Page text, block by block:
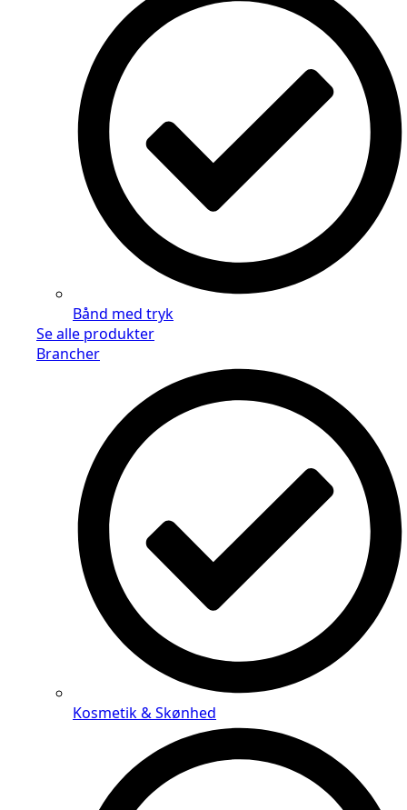
Bånd med tryk
Se alle produkter
Brancher
Kosmetik & Skønhed